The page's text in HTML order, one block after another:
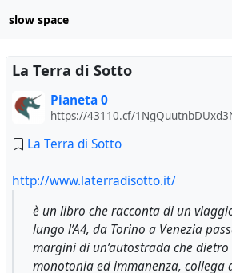
slow space
La Terra di Sotto
Pianeta 0
La Terra di Sotto
http://www.laterradisotto.it/
è un libro che racconta di un
lungo l’A4, da Torino a Venezia
margini di un’autostrada che
monotonia ed immanenza, collega